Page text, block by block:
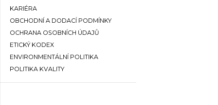
KARIÉRA
OBCHODNÍ A DODACÍ PODMÍNKY
OCHRANA OSOBNÍCH ÚDAJŮ
ETICKÝ KODEX
ENVIRONMENTÁLNÍ POLITIKA
POLITIKA KVALITY